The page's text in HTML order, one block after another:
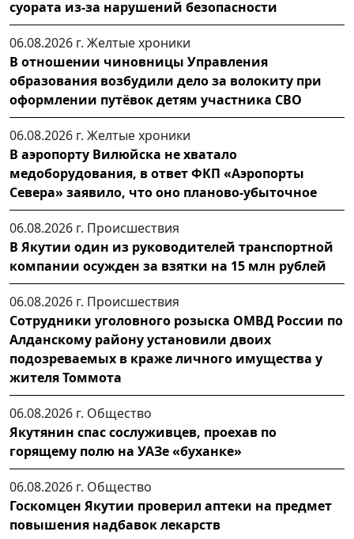
суората из-за нарушений безопасности
06.08.2026 г. Желтые хроники
В отношении чиновницы Управления
образования возбудили дело за волокиту при
оформлении путёвок детям участника СВО
06.08.2026 г. Желтые хроники
В аэропорту Вилюйска не хватало
медоборудования, в ответ ФКП «Аэропорты
Севера» заявило, что оно планово-убыточное
06.08.2026 г. Происшествия
В Якутии один из руководителей транспортной
компании осужден за взятки на 15 млн рублей
06.08.2026 г. Происшествия
Сотрудники уголовного розыска ОМВД России по
Алданскому району установили двоих
подозреваемых в краже личного имущества у
жителя Томмота
06.08.2026 г. Общество
Якутянин спас сослуживцев, проехав по
горящему полю на УАЗе «буханке»
06.08.2026 г. Общество
Госкомцен Якутии проверил аптеки на предмет
повышения надбавок лекарств